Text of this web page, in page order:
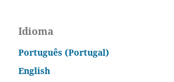
Idioma
Português (Portugal)
English